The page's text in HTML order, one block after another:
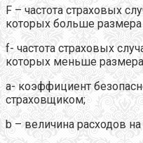
F – частота страховых
которых больше
f- частота страховых
которых меньше
a- коэффициент
страховщиком;
b – величина расходов